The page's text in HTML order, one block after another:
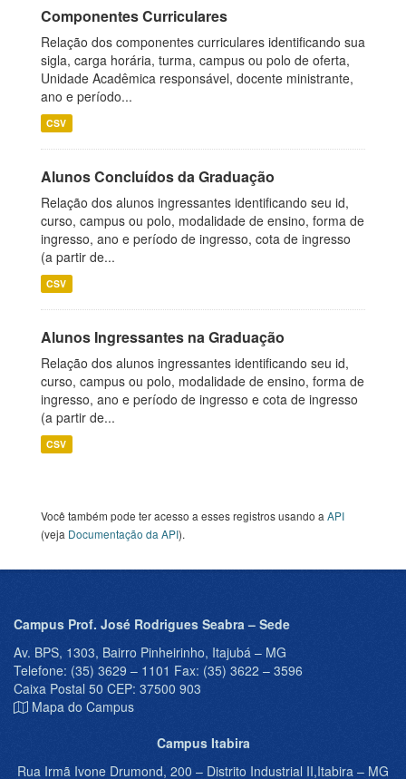
Componentes Curriculares
Relação dos componentes curriculares identificando sua
sigla, carga horária, turma, campus ou polo de oferta,
Unidade Acadêmica responsável, docente ministrante,
ano e período...
CSV
Alunos Concluídos da Graduação
Relação dos alunos ingressantes identificando seu id,
curso, campus ou polo, modalidade de ensino, forma de
ingresso, ano e período de ingresso, cota de ingresso
(a partir de...
CSV
Alunos Ingressantes na Graduação
Relação dos alunos ingressantes identificando seu id,
curso, campus ou polo, modalidade de ensino, forma de
ingresso, ano e período de ingresso e cota de ingresso
(a partir de...
CSV
Você também pode ter acesso a esses registros usando a API
(veja Documentação da API).
Campus Prof. José Rodrigues Seabra – Sede
Av. BPS, 1303, Bairro Pinheirinho, Itajubá – MG
Telefone: (35) 3629 – 1101 Fax: (35) 3622 – 3596
Caixa Postal 50 CEP: 37500 903
Mapa do Campus
Campus Itabira
Rua Irmã Ivone Drumond, 200 – Distrito Industrial II,Itabira – MG